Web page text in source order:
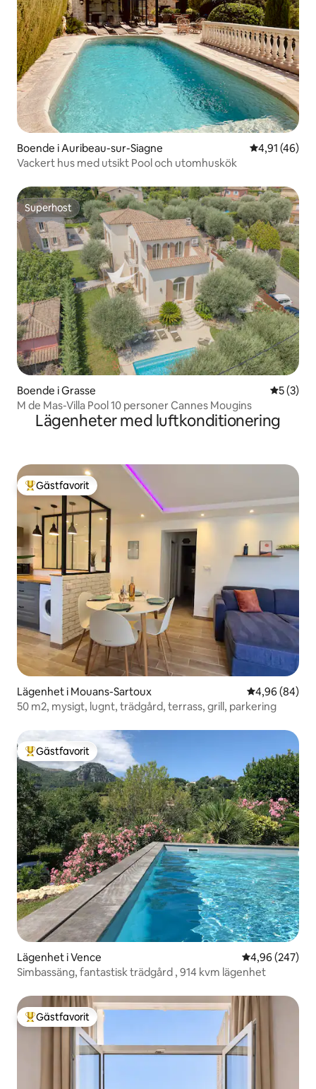
Boende i Auribeau-sur-Siagne 4,91 av 5 i
4,91 (46)
Vackert hus med utsikt Pool och utomhuskök
Superhost
Superhost
Boende i Grasse 5 av 5 i
5 (3)
M de Mas-Villa Pool 10 personer Cannes Mougins
Lägenheter med luftkonditionering
Populär gästfavorit
Gästfavorit
Lägenhet i Mouans-Sartoux 4,96 av 5 i
4,96 (84)
50 m2, mysigt, lugnt, trädgård, terrass, grill, parkering
Populär gästfavorit
Gästfavorit
Lägenhet i Vence 4,96 av 5 i
4,96 (247)
Simbassäng, fantastisk trädgård , 914 kvm lägenhet
Populär gästfavorit
Gästfavorit